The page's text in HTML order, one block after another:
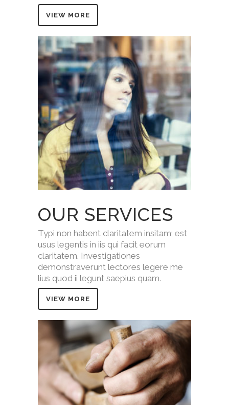
VIEW MORE
OUR SERVICES
Typi non habent claritatem insitam; est
usus legentis in iis qui facit eorum
claritatem. Investigationes
demonstraverunt lectores legere me
lius quod ii legunt saepius quam.
VIEW MORE